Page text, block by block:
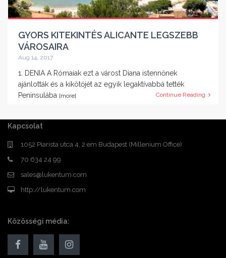
GYORS KITEKINTÉS ALICANTE LEGSZEBB
VÁROSAIRA
Aug 14, 2017
1. DENIA A Rómaiak ezt a várost Diana istennőnek
ajánlották és a kikötőjét az egyik legaktívabbá tették
Peninsulába [more] Continue Reading
Kapcsolat
1052 Piarista utca 4, 2 em Budapest (Millenium Office)
70 634 24 99
sales@lukentum.com
http://lukentum.com
Közösségi média: